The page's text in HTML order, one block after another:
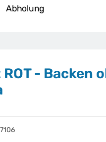
Abholung
- Backen